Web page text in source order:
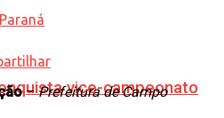
vice-campeonato
–Prefeitura de Campo